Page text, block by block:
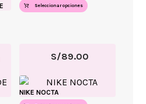
Seleccionar opciones
NIKE NOCTA
S/89.00